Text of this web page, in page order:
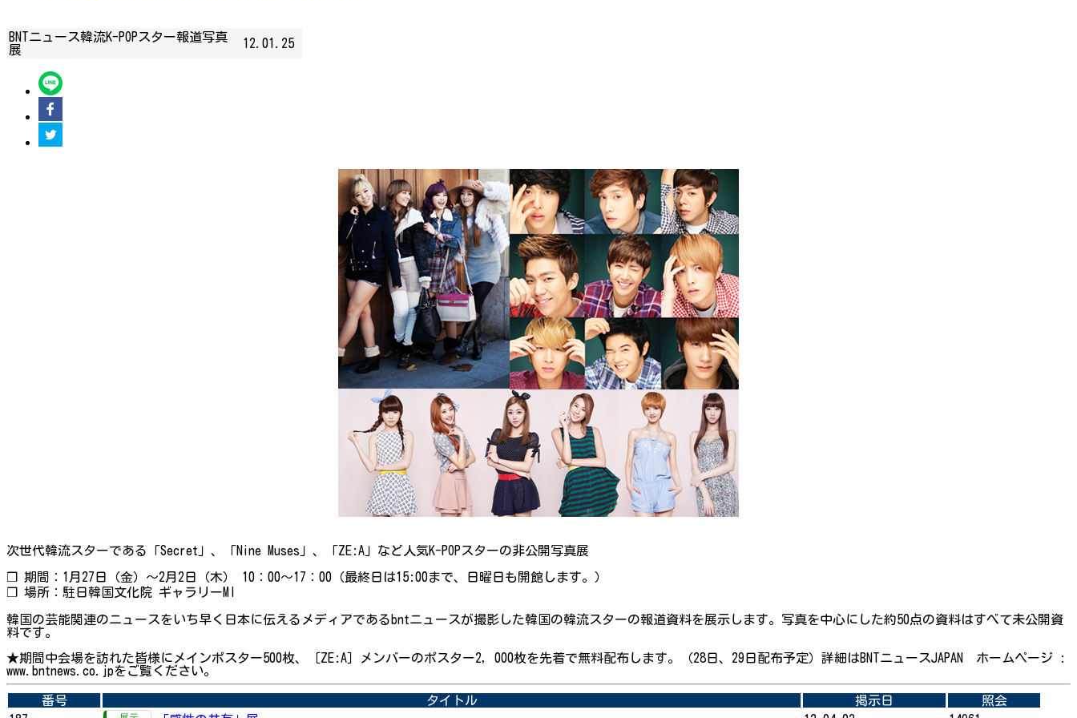
BNTニュース韓流K-POPスター報道写真
展
12.01.25
次世代韓流スターである「Secret」、「Nine Muses」、「ZE:A」など人気K-POPスターの非公開写真展
❐ 期間：1月27日（金）～2月2日（木） 10：00～17：00（最終日は15:00まで、日曜日も開館します。）
❐ 場所：駐日韓国文化院 ギャラリーMI
韓国の芸能関連のニュースをいち早く日本に伝えるメディアであるbntニュースが撮影した韓国の韓流スターの報道資料を展示します。写真を中心にした約50点の資料はすべて未公開資
料です。
★期間中会場を訪れた皆様にメインポスター500枚、［ZE:A］メンバーのポスター2，000枚を先着で無料配布します。（28日、29日配布予定）詳細はBNTニュースJAPAN ホームページ :
www.bntnews.co.jpをご覧ください。
番号 タイトル 掲示日
照会